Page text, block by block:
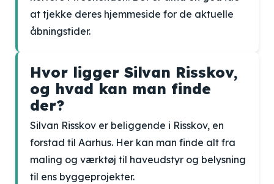
at tjekke deres hjemmeside for de aktuelle
åbningstider.
Hvor ligger Silvan Risskov,
og hvad kan man finde
der?
Silvan Risskov er beliggende i Risskov, en
forstad til Aarhus. Her kan man finde alt fra
maling og værktøj til haveudstyr og belysning
til ens byggeprojekter.